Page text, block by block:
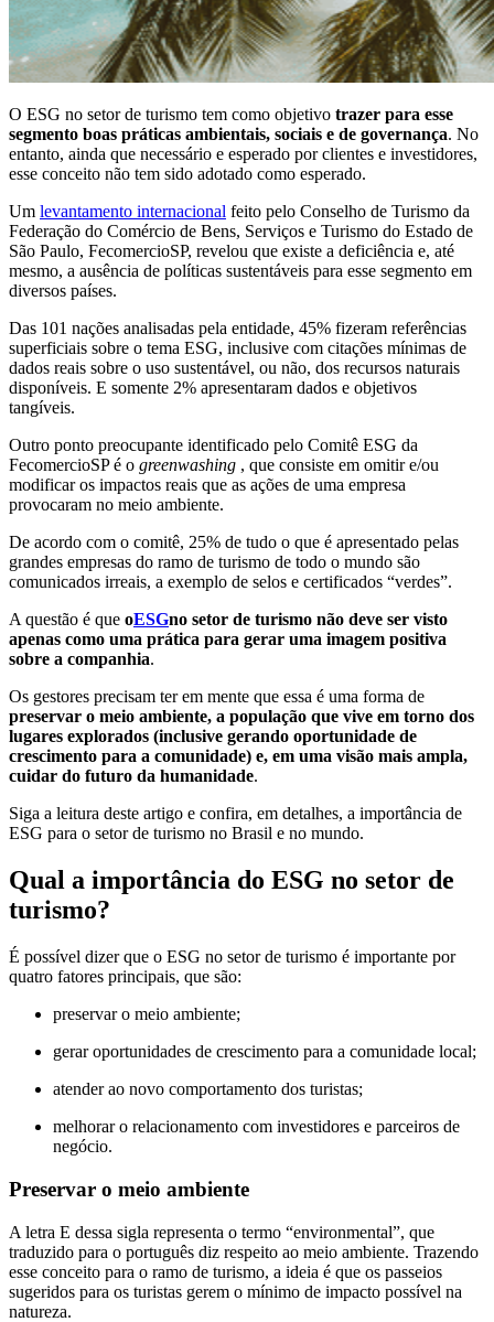
O ESG no setor de turismo tem como objetivo trazer para esse
segmento boas práticas ambientais, sociais e de governança. No
entanto, ainda que necessário e esperado por clientes e investidores,
esse conceito não tem sido adotado como esperado.
Um levantamento internacional feito pelo Conselho de Turismo da
Federação do Comércio de Bens, Serviços e Turismo do Estado de
São Paulo, FecomercioSP, revelou que existe a deficiência e, até
mesmo, a ausência de políticas sustentáveis para esse segmento em
diversos países.
Das 101 nações analisadas pela entidade, 45% fizeram referências
superficiais sobre o tema ESG, inclusive com citações mínimas de
dados reais sobre o uso sustentável, ou não, dos recursos naturais
disponíveis. E somente 2% apresentaram dados e objetivos
tangíveis.
Outro ponto preocupante identificado pelo Comitê ESG da
FecomercioSP é o greenwashing , que consiste em omitir e/ou
modificar os impactos reais que as ações de uma empresa
provocaram no meio ambiente.
De acordo com o comitê, 25% de tudo o que é apresentado pelas
grandes empresas do ramo de turismo de todo o mundo são
comunicados irreais, a exemplo de selos e certificados “verdes”.
A questão é que oESGno setor de turismo não deve ser visto
apenas como uma prática para gerar uma imagem positiva
sobre a companhia.
Os gestores precisam ter em mente que essa é uma forma de
preservar o meio ambiente, a população que vive em torno dos
lugares explorados (inclusive gerando oportunidade de
crescimento para a comunidade) e, em uma visão mais ampla,
cuidar do futuro da humanidade.
Siga a leitura deste artigo e confira, em detalhes, a importância de
ESG para o setor de turismo no Brasil e no mundo.
Qual a importância do ESG no setor de
turismo?
É possível dizer que o ESG no setor de turismo é importante por
quatro fatores principais, que são:
preservar o meio ambiente;
gerar oportunidades de crescimento para a comunidade local;
atender ao novo comportamento dos turistas;
melhorar o relacionamento com investidores e parceiros de
negócio.
Preservar o meio ambiente
A letra E dessa sigla representa o termo “environmental”, que
traduzido para o português diz respeito ao meio ambiente. Trazendo
esse conceito para o ramo de turismo, a ideia é que os passeios
sugeridos para os turistas gerem o mínimo de impacto possível na
natureza.